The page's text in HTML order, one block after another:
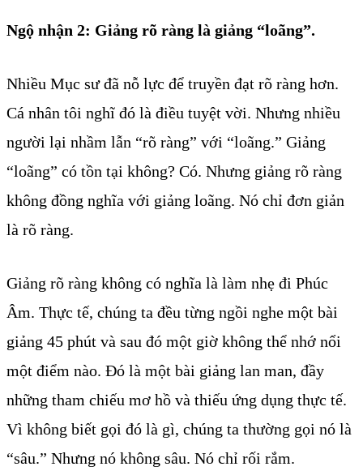
Ngộ nhận 2: Giảng rõ ràng là giảng “loãng”.
Nhiều Mục sư đã nỗ lực để truyền đạt rõ ràng hơn.
Cá nhân tôi nghĩ đó là điều tuyệt vời. Nhưng nhiều
người lại nhầm lẫn “rõ ràng” với “loãng.” Giảng
“loãng” có tồn tại không? Có. Nhưng giảng rõ ràng
không đồng nghĩa với giảng loãng. Nó chỉ đơn giản
là rõ ràng.
Giảng rõ ràng không có nghĩa là làm nhẹ đi Phúc
Âm. Thực tế, chúng ta đều từng ngồi nghe một bài
giảng 45 phút và sau đó một giờ không thể nhớ nổi
một điểm nào. Đó là một bài giảng lan man, đầy
những tham chiếu mơ hồ và thiếu ứng dụng thực tế.
Vì không biết gọi đó là gì, chúng ta thường gọi nó là
“sâu.” Nhưng nó không sâu. Nó chỉ rối rắm.